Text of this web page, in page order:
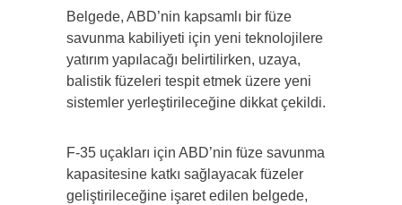
Belgede, ABD’nin kapsamlı bir füze
savunma kabiliyeti için yeni teknolojilere
yatırım yapılacağı belirtilirken, uzaya,
balistik füzeleri tespit etmek üzere yeni
sistemler yerleştirileceğine dikkat çekildi.
F-35 uçakları için ABD’nin füze savunma
kapasitesine katkı sağlayacak füzeler
geliştirileceğine işaret edilen belgede,